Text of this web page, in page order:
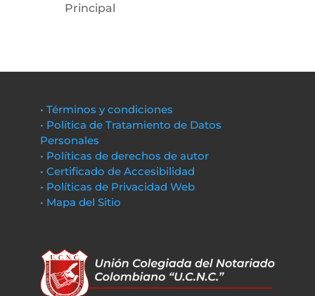
Principal
• Términos y condiciones
• Política de Tratamiento de Datos
Personales
• Políticas de derechos de autor
• Certificado de Accesibilidad
• Políticas de Privacidad Web
• Mapa del Sitio